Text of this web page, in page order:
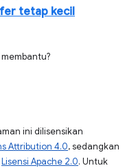
tetap kecil
ini dilisensikan
Attribution 4.0, sedangkan
Lisensi Apache 2.0. Untuk